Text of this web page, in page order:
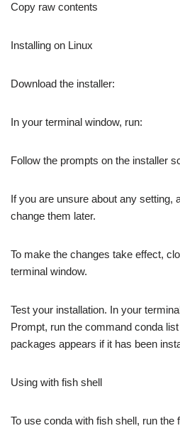
Copy raw contents
Installing on Linux
Download the installer:
In your terminal window, run:
Follow the prompts on the installer
If you are unsure about any setting,
change them later.
To make the changes take effect,
terminal window.
Test your installation. In your
Prompt, run the command conda
packages appears if it has been
Using with fish shell
To use conda with fish shell, run the